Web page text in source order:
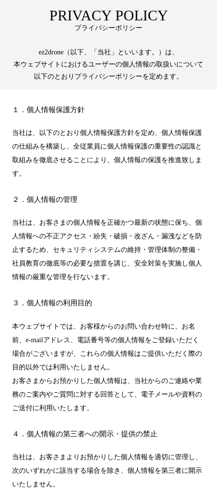
PRIVACY POLICY
プライバシーポリシー
ez2drone（以下、「当社」といいます。）は、
本ウェブサイトにおけるユーザーの個人情報の取扱いについて
以下のとおりプライバシーポリシーを定めます。
１．個人情報保護方針
当社は、以下のとおり個人情報保護方針を定め、個人情報保護
の仕組みを構築し、全従業員に個人情報保護の重要性の認識と
取組みを徹底させることにより、個人情報の保護を推進致しま
す。
２．個人情報の管理
当社は、お客さまの個人情報を正確かつ最新の状態に保ち、個
人情報への不正アクセス・紛失・破損・改ざん・漏洩などを防
止するため、セキュリティシステムの維持・管理体制の整備・
社員教育の徹底等の必要な措置を講じ、安全対策を実施し個人
情報の厳重な管理を行ないます。
３．個人情報の利用目的
本ウェブサイトでは、お客様からのお問い合わせ時に、お名
前、e-mailアドレス、電話番号等の個人情報をご登録いただく
場合がございますが、これらの個人情報はご提供いただく際の
目的以外では利用いたしません。
お客さまからお預かりした個人情報は、当社からのご連絡や業
務のご案内やご質問に対する回答として、電子メールや資料の
ご送付に利用いたします。
４．個人情報の第三者への開示・提供の禁止
当社は、お客さまよりお預かりした個人情報を適切に管理し、
次のいずれかに該当する場合を除き、個人情報を第三者に開示
いたしません。